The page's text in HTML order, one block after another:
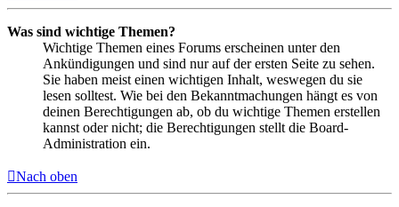
Was sind wichtige Themen?
Wichtige Themen eines Forums erscheinen unter den
Ankündigungen und sind nur auf der ersten Seite zu sehen.
Sie haben meist einen wichtigen Inhalt, weswegen du sie
lesen solltest. Wie bei den Bekanntmachungen hängt es von
deinen Berechtigungen ab, ob du wichtige Themen erstellen
kannst oder nicht; die Berechtigungen stellt die Board-
Administration ein.
Nach oben